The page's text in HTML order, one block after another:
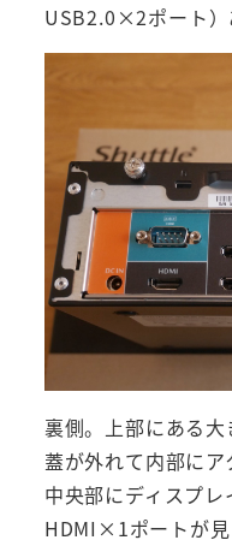
USB2.0×2ポート）
裏側。上部にある
蓋が外れて内部にア
中央部にディスプ
HDMI×1ポートが